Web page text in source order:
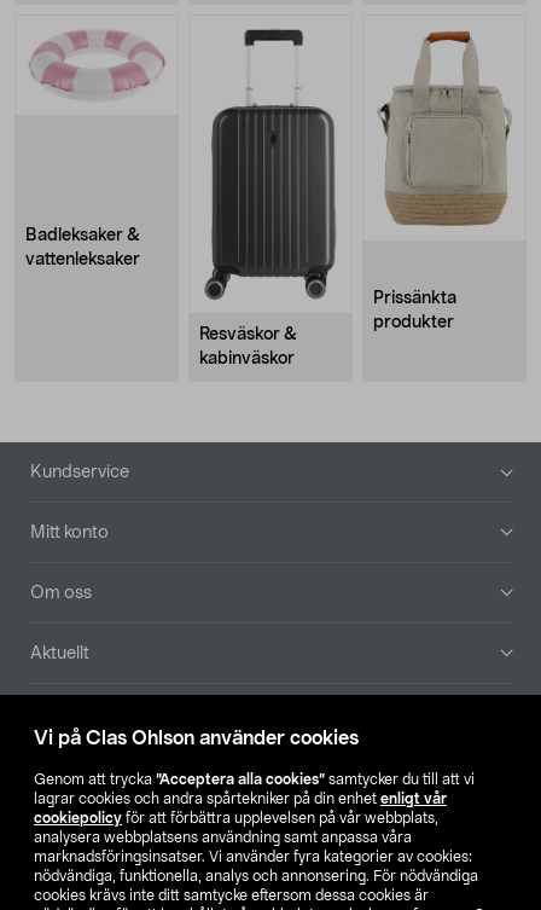
Vi på Clas Ohlson använder cookies
Genom att trycka ”Acceptera alla cookies” samtycker du till att vi
lagrar cookies och andra spårtekniker på din enhet enligt vår
cookiepolicy för att förbättra upplevelsen på vår webbplats,
analysera webbplatsens användning samt anpassa våra
marknadsföringsinsatser. Vi använder fyra kategorier av cookies:
nödvändiga, funktionella, analys och annonsering. För nödvändiga
cookies krävs inte ditt samtycke eftersom dessa cookies är
Badleksaker &
vattenleksaker
Resväskor &
kabinväskor
Prissänkta
produkter
Sidfot
Kundservice
Mitt konto
Om oss
Aktuellt
Hitta butik
SE NO FI